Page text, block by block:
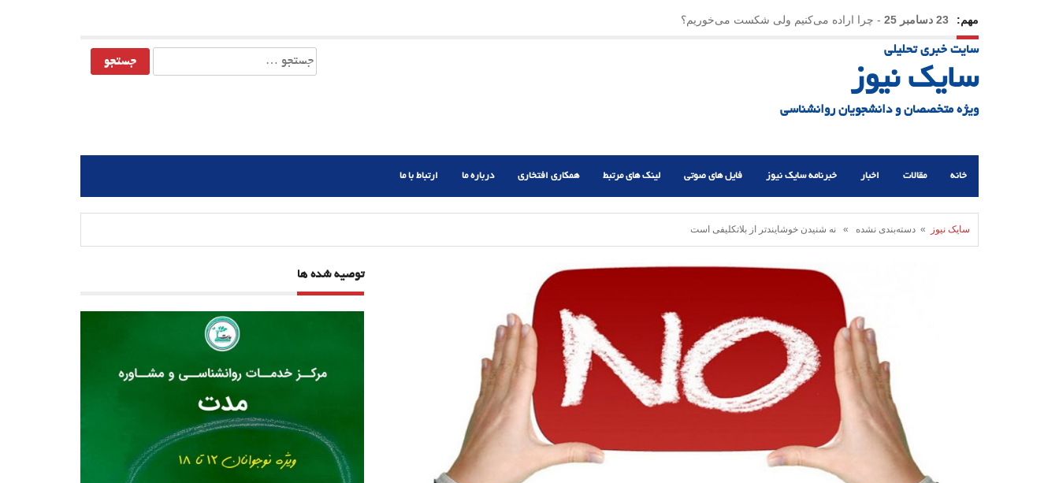
مهم: 23 دسامبر 25 - چرا اراده می‌کنیم ولی شکست می‌خوریم؟
21 دسامبر 25
سایت خبری تحلیلی
سایک نیوز
ویژه متخصصان و دانشجویان روانشناسی
جستجو
برای:
خانه مقالات اخبار خبرنامه سایک نیوز فایل های صوتی لینک های مرتبط همکاری افتخاری درباره ما ارتباط با ما
سایک نیوز » دسته‌بندی نشده » نه شنیدن خوشایندتر از بلاتکلیفی است
توصیه شده ها